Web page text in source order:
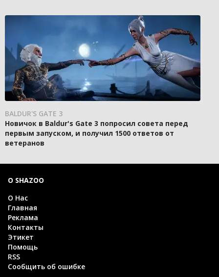
BALDUR'S GATE 3
Новичок в Baldur's Gate 3 попросил совета перед
первым запуском, и получил 1500 ответов от
ветеранов
О SHAZOO
О Нас
Главная
Реклама
Контакты
Этикет
Помощь
RSS
Сообщить об ошибке